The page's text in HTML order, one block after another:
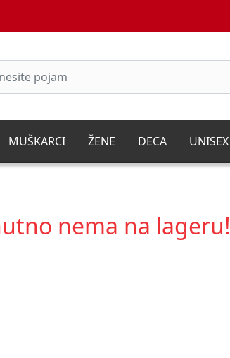
MUŠKARCI ŽENE DECA UNISEX
nema na lageru!